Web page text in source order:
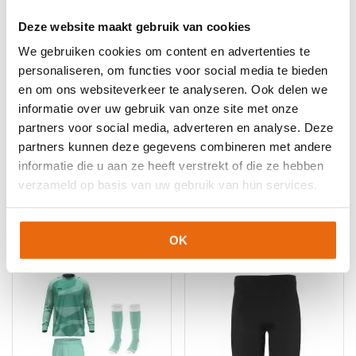
Deze website maakt gebruik van cookies
We gebruiken cookies om content en advertenties te
personaliseren, om functies voor social media te bieden
en om ons websiteverkeer te analyseren. Ook delen we
informatie over uw gebruik van onze site met onze
partners voor social media, adverteren en analyse. Deze
partners kunnen deze gegevens combineren met andere
informatie die u aan ze heeft verstrekt of die ze hebben
verzameld op basis van uw gebruik van hun services.
OK
-10%
Uhlsport Team Pro
Essential
Voetbalsokken Wit
€8,99 Oorspronkelijke
was:
€8,10Huidige
is:
Dit
product
meerdere
variaties.
Deze
optie
kan
gekozen
NIEUW! -15%
Jako River
Keeperstenue Zwart
€66,97 Oorspronkelijke
was:
€56,92Huidige
is:
Dit
product
meerdere
variaties.
gekozen